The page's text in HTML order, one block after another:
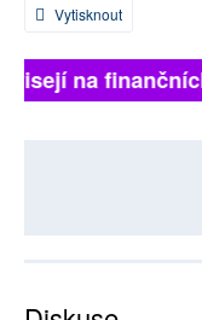
Vytisknout
na